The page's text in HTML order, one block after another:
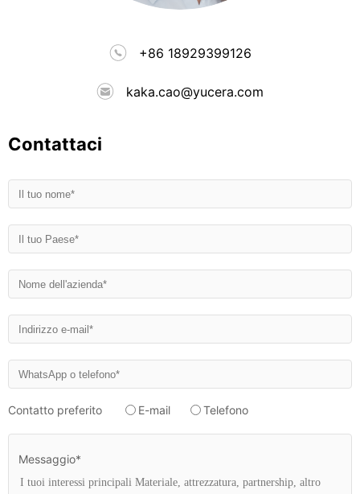
+86 18929399126
kaka.cao@yucera.com
Contattaci
Contatto preferito E-mail Telefono
Messaggio*